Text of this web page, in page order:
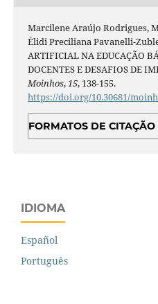
Marcilene Araújo Rodrigues,
Élidi Preciliana Pavanelli-
ARTIFICIAL NA EDUCAÇÃO
DOCENTES E DESAFIOS DE
Moinhos,15, 138-155.
https://doi.org/10.30681/
FORMATOS DE CITAÇÃO
IDIOMA
Español
Português